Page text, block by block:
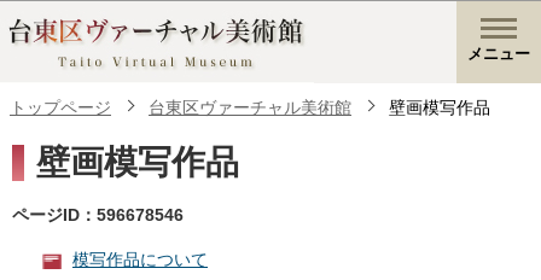
メニュー
トップページ 台東区ヴァーチャル美術館 壁画模写作品
壁画模写作品
ページID：596678546
模写作品について